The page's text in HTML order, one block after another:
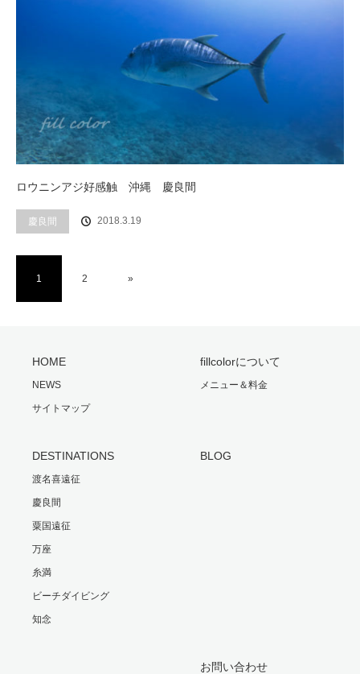
ロウニンアジ好感触 沖縄 慶良間
慶良間 2018.3.19
1 2 »
HOME
NEWS
サイトマップ
fillcolorについて
メニュー＆料金
DESTINATIONS
渡名喜遠征
慶良間
粟国遠征
万座
糸満
ビーチダイビング
知念
BLOG
お問い合わせ